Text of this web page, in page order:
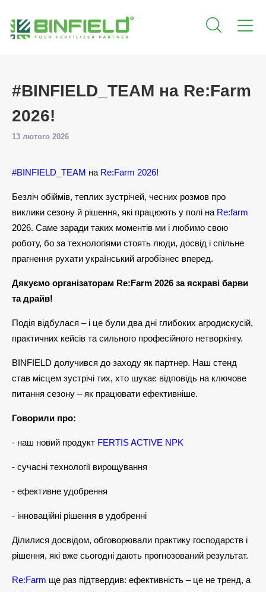
#BINFIELD_TEAM на Re:Farm
2026!
13 лютого 2026
#BINFIELD_TEAM на Re:Farm 2026!
Безліч обіймів, теплих зустрічей, чесних розмов про
виклики сезону й рішення, які працюють у полі на Re:farm
2026. Саме заради таких моментів ми і любимо свою
роботу, бо за технологіями стоять люди, досвід і спільне
прагнення рухати український агробізнес вперед.
Дякуємо організаторам Re:Farm 2026 за яскраві барви
та драйв!
Подія відбулася – і це були два дні глибоких агродискусій,
практичних кейсів та сильного професійного нетворкінгу.
BINFIELD долучився до заходу як партнер. Наш стенд
став місцем зустрічі тих, хто шукає відповідь на ключове
питання сезону – як працювати ефективніше.
Говорили про:
- наш новий продукт FERTIS ACTIVE NPK
- сучасні технології вирощування
- ефективне удобрення
- інноваційні рішення в удобренні
Ділилися досвідом, обговорювали практику господарств і
рішення, які вже сьогодні дають прогнозований результат.
Re:Farm ще раз підтвердив: ефективність – це не тренд, а